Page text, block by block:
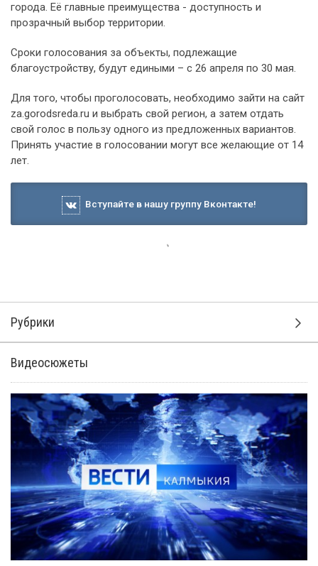
города. Её главные преимущества - доступность и
прозрачный выбор территории.
Сроки голосования за объекты, подлежащие
благоустройству, будут едиными – с 26 апреля по 30 мая.
Для того, чтобы проголосовать, необходимо зайти на сайт
za.gorodsreda.ru и выбрать свой регион, а затем отдать
свой голос в пользу одного из предложенных вариантов.
Принять участие в голосовании могут все желающие от 14
лет.
Вступайте в нашу группу Вконтакте!
Рубрики
Видеосюжеты